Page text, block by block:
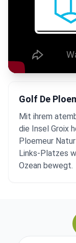
Golf De
Mit ihrem
die Insel Groix
Ploemeur
Links-Platzes
Ozean bewegt.